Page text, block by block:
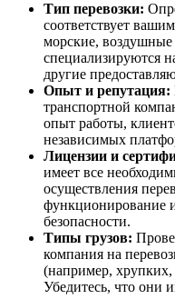
Тип перевозки:
соответствует
морские,
специализируются
другие
Опыт и репутация:
транспортной
опыт работы,
независимых
Лицензии и
имеет все
осуществления
функционирование
безопасности.
Типы грузов:
компания на
(например,
Убедитесь, что они